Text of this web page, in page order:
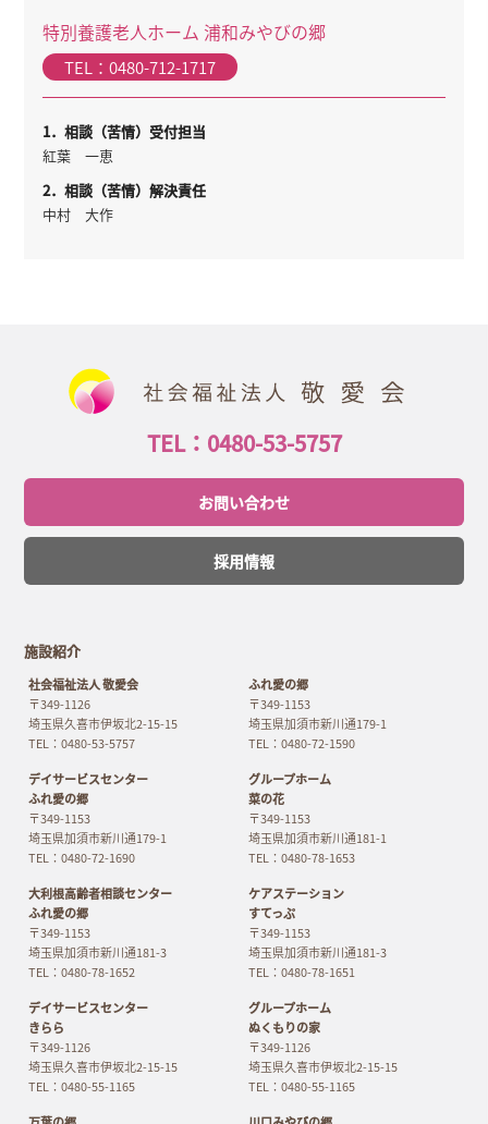
特別養護老人ホーム 浦和みやびの郷
TEL：0480-712-1717
1．相談（苦情）受付担当
紅葉 一恵
2．相談（苦情）解決責任
中村 大作
TEL：0480-53-5757
お問い合わせ
採用情報
施設紹介
社会福祉法人 敬愛会
〒349-1126
埼玉県久喜市伊坂北2-15-15
TEL：0480-53-5757
ふれ愛の郷
〒349-1153
埼玉県加須市新川通179-1
TEL：0480-72-1590
デイサービスセンター
ふれ愛の郷
〒349-1153
埼玉県加須市新川通179-1
TEL：0480-72-1690
グループホーム
菜の花
〒349-1153
埼玉県加須市新川通181-1
TEL：0480-78-1653
大利根高齢者相談センター
ふれ愛の郷
〒349-1153
埼玉県加須市新川通181-3
TEL：0480-78-1652
ケアステーション
すてっぷ
〒349-1153
埼玉県加須市新川通181-3
TEL：0480-78-1651
デイサービスセンター
きらら
〒349-1126
埼玉県久喜市伊坂北2-15-15
TEL：0480-55-1165
グループホーム
ぬくもりの家
〒349-1126
埼玉県久喜市伊坂北2-15-15
TEL：0480-55-1165